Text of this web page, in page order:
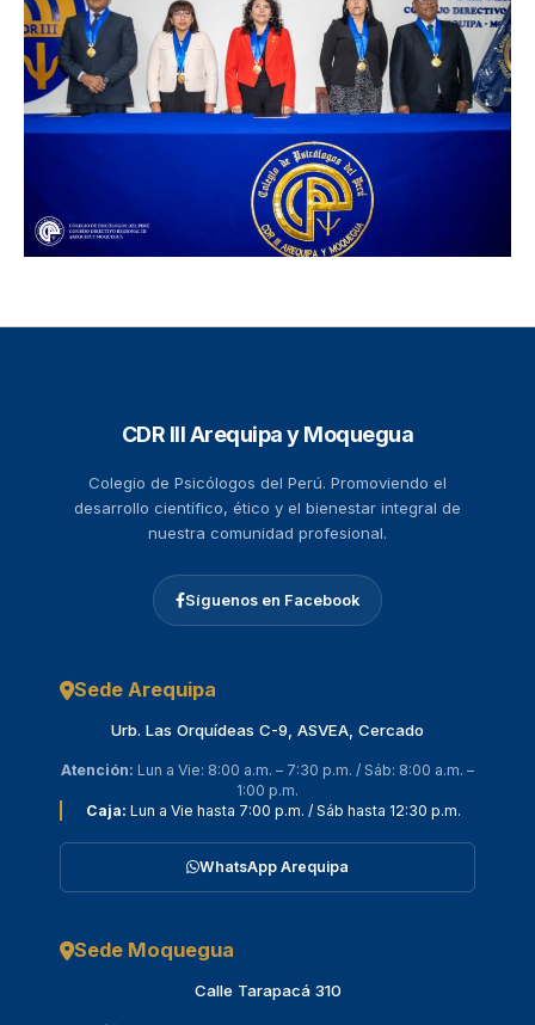
CDR III Arequipa y Moquegua
Colegio de Psicólogos del Perú. Promoviendo el
desarrollo científico, ético y el bienestar integral de
nuestra comunidad profesional.
Síguenos en Facebook
Sede Arequipa
Urb. Las Orquídeas C-9, ASVEA, Cercado
Atención: Lun a Vie: 8:00 a.m. – 7:30 p.m. / Sáb: 8:00 a.m. –
1:00 p.m.
Caja: Lun a Vie hasta 7:00 p.m. / Sáb hasta 12:30 p.m.
WhatsApp Arequipa
Sede Moquegua
Calle Tarapacá 310